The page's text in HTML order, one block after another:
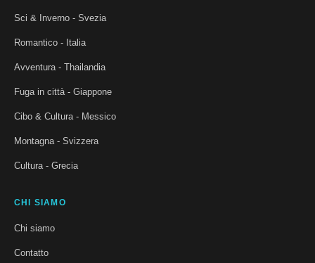
Sci & Inverno - Svezia
Romantico - Italia
Avventura - Thailandia
Fuga in città - Giappone
Cibo & Cultura - Messico
Montagna - Svizzera
Cultura - Grecia
CHI SIAMO
Chi siamo
Contatto